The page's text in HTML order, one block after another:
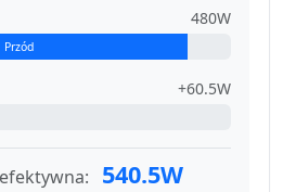
480W
Przód
+60.5W
540.5W